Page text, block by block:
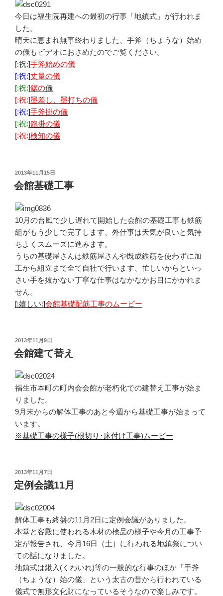
今日は福生院再建への最初の行事「地鎮式」が行われま
した。
晴天に恵まれ無事終わりました、手斧（ちょうな）始め
の儀もビデオにおさめたのでご覧ください。
[:祝:]手斧始めの儀
[:祝:]丈量の儀
[:祝:]鋸の儀
[:祝:]墨差し、墨打ちの儀
[:祝:]手斧掛の儀
[:祝:]鉋掛の儀
[:祝:]検知の儀
投
稿
日:
2013年11月15日
会館基礎工事
10月の台風で少し遅れて開始した会館の基礎工事も鉄筋
組がもう少しで完了します、外仕事は天気が良いと気持
ちよくスムーズに進みます。
うちの基礎屋さんは鉄筋屋さんや既成鉄筋を使わずに加
工から組立まで全て自社で行います、忙しいからといっ
さい手を抜かない丁寧な仕事はなかなかお目にかかれま
せん。
[:嬉しい:]会館基礎配筋工事のムービー
投
稿
日:
2013年11月9日
会館建て替え
福生市本町の町内会会館が老朽化での建替え工事が始ま
りました。
9月末からの解体工事のあと今週から基礎工事が始まって
います。
※基礎工事の様子(根切り･床付け工事)ムービー
投
稿
日:
2013年11月7日
定例会議11月
解体工事も終盤の11月2日に定例会議がありました。
本堂と客殿に使われる木材の検品の様子や今月の工事予
定が報告され、今月16日（土）に行われる地鎮祭につい
ての話になりました。
地鎮式は鍬入(くわいれ)等の一般的な行事のほか「手斧
（ちょうな）始の儀」という太古の昔から行われている
儀式で無形文化財になっているそうなので楽しみです。